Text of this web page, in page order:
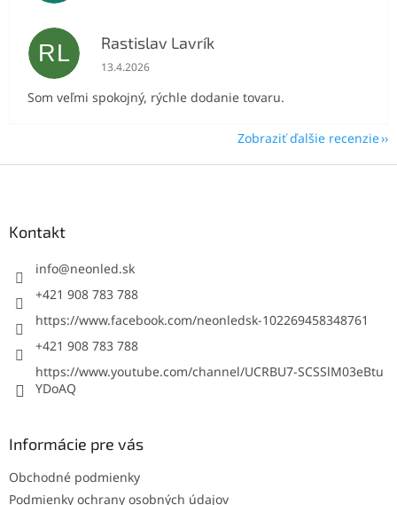
RL Rastislav Lavrík
Hodnotenie obchodu je 5 z 5 hviezdičiek.
13.4.2026
Som veľmi spokojný, rýchle dodanie tovaru.
Zobraziť ďalšie recenzie
Kontakt
info@neonled.sk
+421 908 783 788
https://www.facebook.com/neonledsk-102269458348761
+421 908 783 788
https://www.youtube.com/channel/UCRBU7-SCSSlM03eBtu
YDoAQ
Informácie pre vás
Obchodné podmienky
Podmienky ochrany osobných údajov